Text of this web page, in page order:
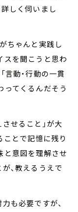
詳しく伺いまし
ちゃんと実践し
スを聞こうと思わ
言動・行動の一貫
ってくるんだそう
せること」が大
ことで記憶に残り
と意図を理解させ
、教えるうえで
も必要ですが、